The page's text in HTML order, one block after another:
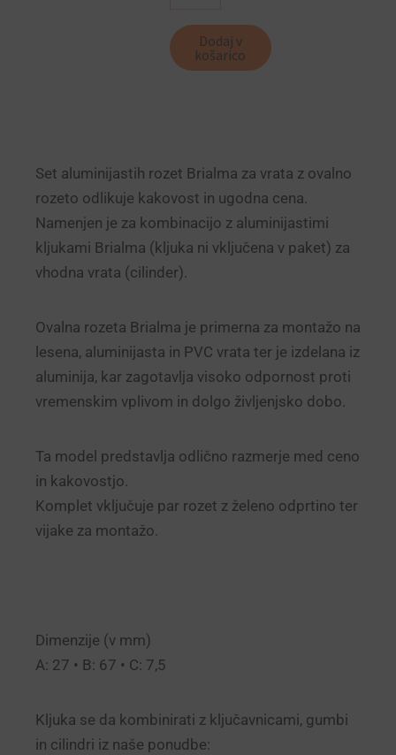
Dodaj v
košarico
Set aluminijastih rozet Brialma za vrata z ovalno
rozeto odlikuje kakovost in ugodna cena.
Namenjen je za kombinacijo z aluminijastimi
kljukami Brialma (kljuka ni vključena v paket) za
vhodna vrata (cilinder).
Ovalna rozeta Brialma je primerna za montažo na
lesena, aluminijasta in PVC vrata ter je izdelana iz
aluminija, kar zagotavlja visoko odpornost proti
vremenskim vplivom in dolgo življenjsko dobo.
Ta model predstavlja odlično razmerje med ceno
in kakovostjo.
Komplet vključuje par rozet z želeno odprtino ter
vijake za montažo.
Dimenzije (v mm)
A: 27 • B: 67 • C: 7,5
Kljuka se da kombinirati z ključavnicami, gumbi
in cilindri iz naše ponudbe: